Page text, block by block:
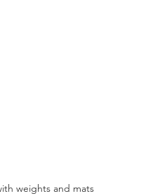
weights and mats